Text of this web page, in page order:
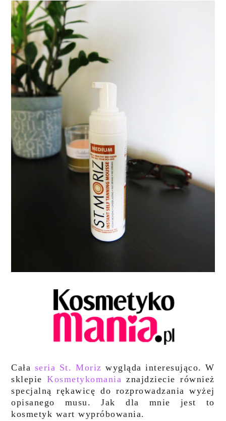
Cała seria St. Morizwygląda interesująco. W
sklepieKosmetykomania znajdziecie również
specjalną rękawicę do rozprowadzania wyżej
opisanego musu. Jak dla mnie jest to
kosmetyk wart wypróbowania.